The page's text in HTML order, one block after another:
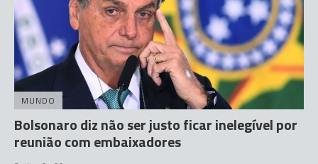
MUNDO
Bolsonaro diz não ser justo ficar inelegível por
reunião com embaixadores